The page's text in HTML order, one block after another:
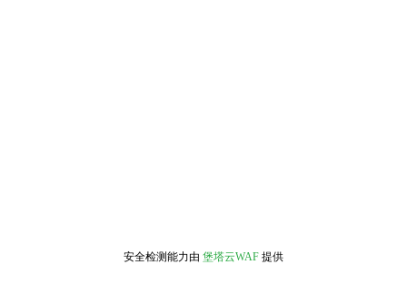
安全检测能力由 堡塔云WAF 提供